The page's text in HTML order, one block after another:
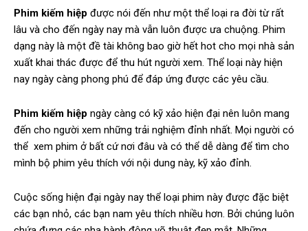
Phim kiếm hiệp được nói đến như một thể loại ra đời từ rất
lâu và cho đến ngày nay mà vẫn luôn được ưa chuộng. Phim
dạng này là một đề tài không bao giờ hết hot cho mọi nhà sản
xuất khai thác được để thu hút người xem. Thể loại này hiện
nay ngày càng phong phú để đáp ứng được các yêu cầu.
Phim kiếm hiệp ngày càng có kỹ xảo hiện đại nên luôn mang
đến cho người xem những trải nghiệm đỉnh nhất. Mọi người có
thể xem phim ở bất cứ nơi đâu và có thể dễ dàng để tìm cho
mình bộ phim yêu thích với nội dung này, kỹ xảo đỉnh.
Cuộc sống hiện đại ngày nay thể loại phim này được đặc biệt
các bạn nhỏ, các bạn nam yêu thích nhiều hơn. Bởi chúng luôn